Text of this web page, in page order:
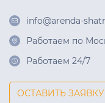
info@arenda-
Работаем по
Работаем 24/7
ОСТАВИТЬ ЗАЯВКУ